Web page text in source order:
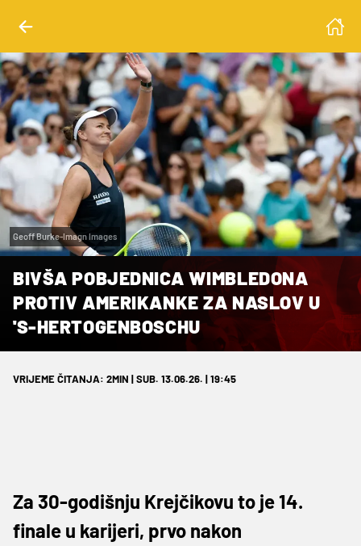
Geoff Burke-Imagn Images
BIVŠA POBJEDNICA WIMBLEDONA
PROTIV AMERIKANKE ZA NASLOV U
'S-HERTOGENBOSCHU
VRIJEME ČITANJA: 2MIN | SUB. 13.06.26. | 19:45
Za 30-godišnju Krejčikovu to je 14.
finale u karijeri, prvo nakon